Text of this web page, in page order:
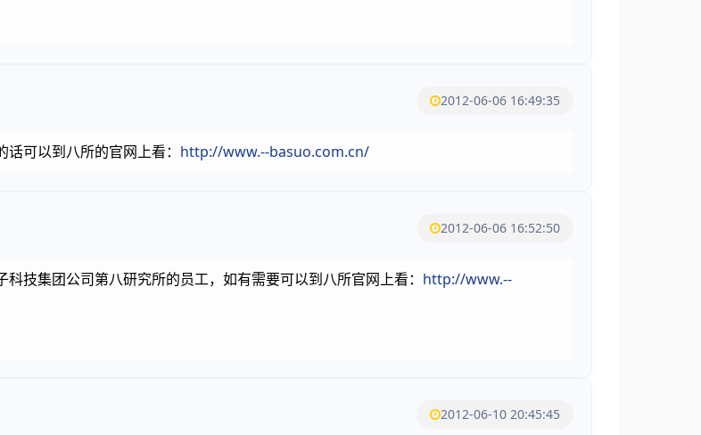
2012-06-06 16:49:35
可以到八所的官网上看： http://www.--basuo.com.cn/
2012-06-06 16:52:50
技集团公司第八研究所的员工，如有需要可以到八所官网上看： http://www.--
2012-06-10 20:45:45